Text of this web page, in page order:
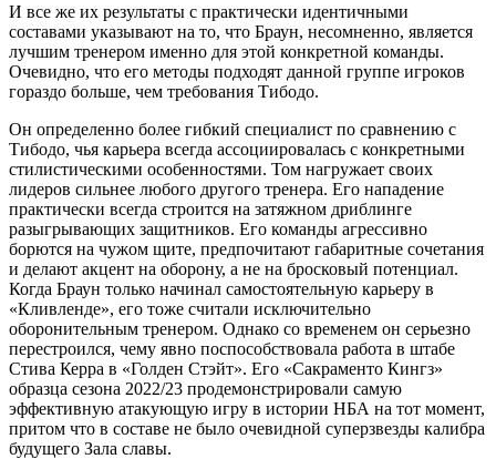
И все же их результаты с практически идентичными
составами указывают на то, что Браун, несомненно, является
лучшим тренером именно для этой конкретной команды.
Очевидно, что его методы подходят данной группе игроков
гораздо больше, чем требования Тибодо.
Он определенно более гибкий специалист по сравнению с
Тибодо, чья карьера всегда ассоциировалась с конкретными
стилистическими особенностями. Том нагружает своих
лидеров сильнее любого другого тренера. Его нападение
практически всегда строится на затяжном дриблинге
разыгрывающих защитников. Его команды агрессивно
борются на чужом щите, предпочитают габаритные сочетания
и делают акцент на оборону, а не на бросковый потенциал.
Когда Браун только начинал самостоятельную карьеру в
«Кливленде», его тоже считали исключительно
оборонительным тренером. Однако со временем он серьезно
перестроился, чему явно поспособствовала работа в штабе
Стива Керра в «Голден Стэйт». Его «Сакраменто Кингз»
образца сезона 2022/23 продемонстрировали самую
эффективную атакующую игру в истории НБА на тот момент,
притом что в составе не было очевидной суперзвезды калибра
будущего Зала славы.